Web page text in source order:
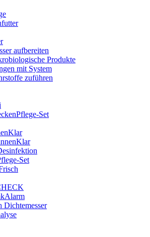
aufbereiten
Produkte
mit System
zuführen
Set
Set
Dichtemesser